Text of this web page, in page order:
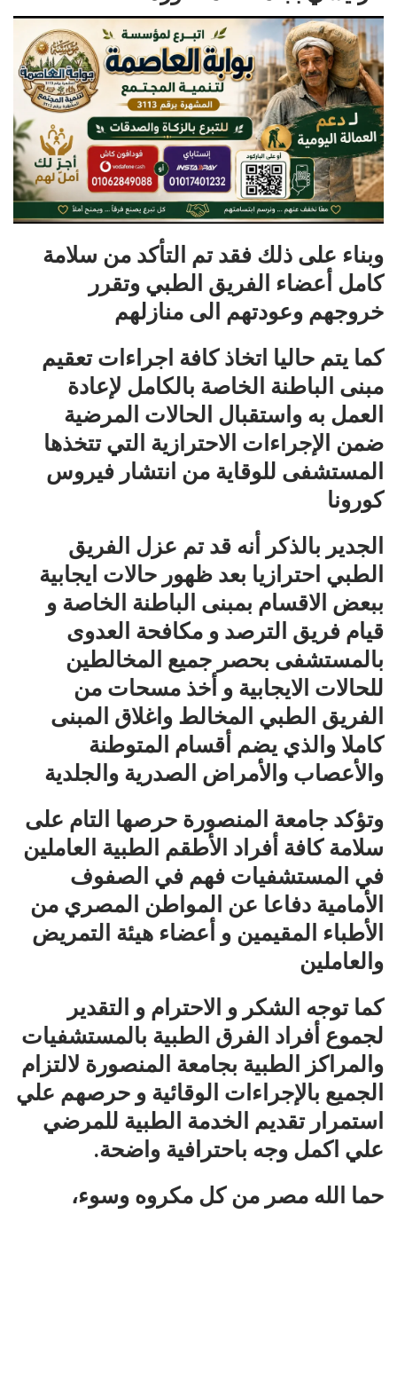
وبناء على ذلك فقد تم التأكد من سلامة
كامل أعضاء الفريق الطبي وتقرر
خروجهم وعودتهم الى منازلهم
كما يتم حاليا اتخاذ كافة اجراءات تعقيم
مبنى الباطنة الخاصة بالكامل لإعادة
العمل به واستقبال الحالات المرضية
ضمن الإجراءات الاحترازية التي تتخذها
المستشفى للوقاية من انتشار فيروس
كورونا
الجدير بالذكر أنه قد تم عزل الفريق
الطبي احترازيا بعد ظهور حالات ايجابية
ببعض الاقسام بمبنى الباطنة الخاصة و
قيام فريق الترصد و مكافحة العدوى
بالمستشفى بحصر جميع المخالطين
للحالات الايجابية و أخذ مسحات من
الفريق الطبي المخالط واغلاق المبنى
كاملا والذي يضم أقسام المتوطنة
والأعصاب والأمراض الصدرية والجلدية
وتؤكد جامعة المنصورة حرصها التام على
سلامة كافة أفراد الأطقم الطبية العاملين
في المستشفيات فهم في الصفوف
الأمامية دفاعا عن المواطن المصري من
الأطباء المقيمين و أعضاء هيئة التمريض
والعاملين
كما توجه الشكر و الاحترام و التقدير
لجموع أفراد الفرق الطبية بالمستشفيات
والمراكز الطبية بجامعة المنصورة لالتزام
الجميع بالإجراءات الوقائية و حرصهم علي
استمرار تقديم الخدمة الطبية للمرضي
علي اكمل وجه باحترافية واضحة.
حما الله مصر من كل مكروه وسوء،